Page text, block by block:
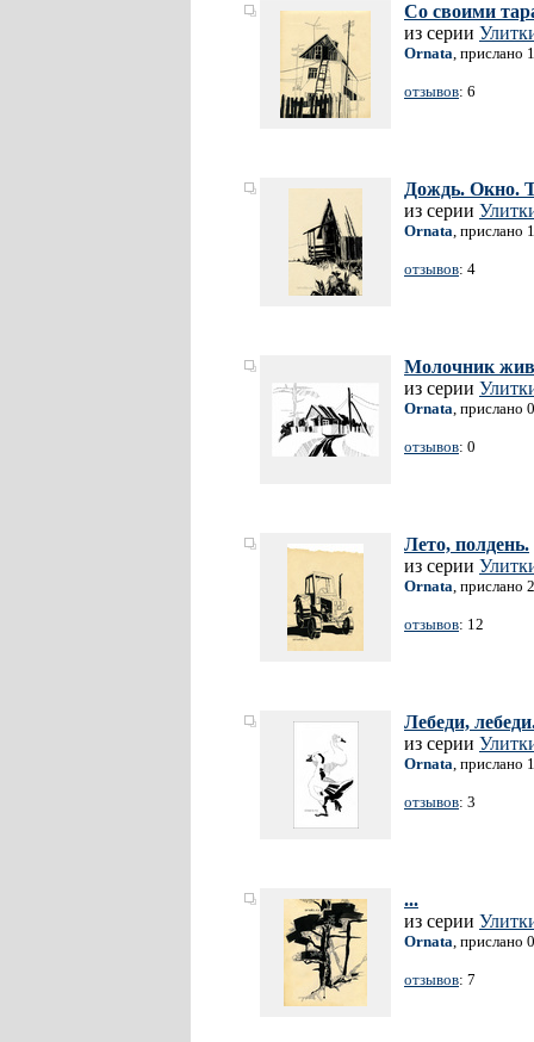
Со своими
из серии
Ornata, прислано
отзывов: 6
Дождь. Окно.
из серии
Ornata, прислано
отзывов: 4
Молочник
из серии
Ornata, прислано
отзывов: 0
Лето, полдень.
из серии
Ornata, прислано
отзывов: 12
Лебеди,
из серии
Ornata, прислано
отзывов: 3
...
из серии
Ornata, прислано
отзывов: 7